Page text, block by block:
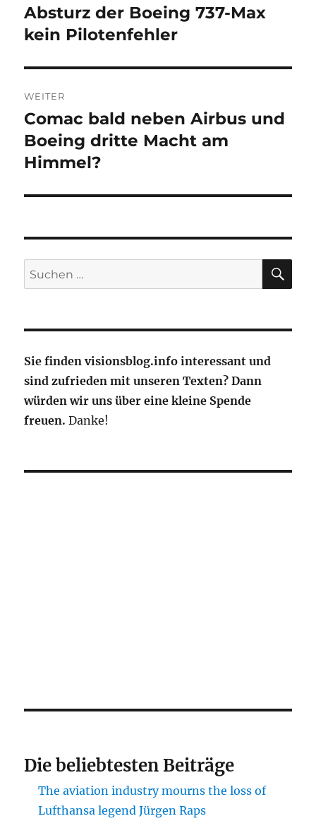
Vorheriger
Beitrag:
Absturz der Boeing 737-Max
kein Pilotenfehler
WEITER
Nächster
Beitrag:
Comac bald neben Airbus und
Boeing dritte Macht am
Himmel?
Suche
nach:
Sie finden visionsblog.info interessant und
sind zufrieden mit unseren Texten? Dann
würden wir uns über eine kleine Spende
freuen. Danke!
Die beliebtesten Beiträge
The aviation industry mourns the loss of
Lufthansa legend Jürgen Raps